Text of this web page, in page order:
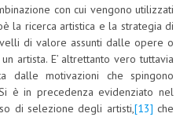
con cui vengono utilizzati
la ricerca artistica e la strategia di
di valore assunti dalle opere o
artista. E’ altrettanto vero tuttavia
dalle motivazioni che spingono
è in precedenza evidenziato nel
di selezione degli artisti,[13] che